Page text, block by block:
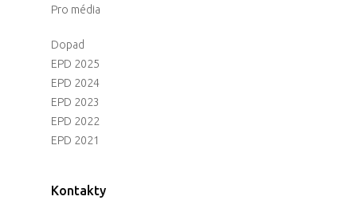
Pro média
Dopad
EPD 2025
EPD 2024
EPD 2023
EPD 2022
EPD 2021
Kontakty